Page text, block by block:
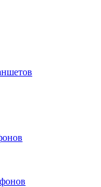
для кресел
копирования и